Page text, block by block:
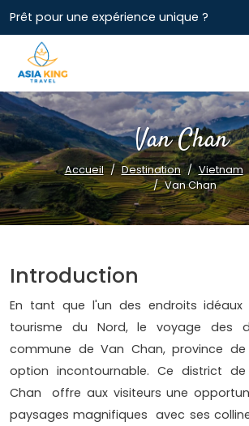
Prêt pour une expérience unique ?
Van Chan
Accueil Destination Vietnam
Van Chan
Introduction
En tant que l'un des endroits
tourisme du Nord, le voyage des
commune de Van Chan, province
option incontournable. Ce district
Chan offre aux visiteurs une
paysages magnifiques avec ses